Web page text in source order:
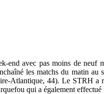
avec pas moins de neuf
les matchs du matin au
Atlantique, 44). Le STRH
qui a également effectué